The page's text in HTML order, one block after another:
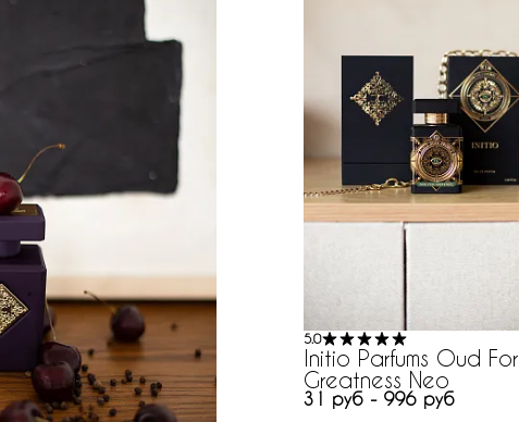
5.0
Initio Parfums Oud For
Greatness Neo
31 руб - 996 руб